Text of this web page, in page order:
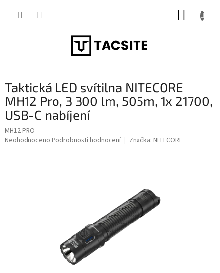
Taktická LED svítilna NITECORE
MH12 Pro, 3 300 lm, 505m, 1x 21700,
USB-C nabíjení
MH12 PRO
Průměrné
Neohodnoceno Podrobnosti hodnocení Značka: NITECORE